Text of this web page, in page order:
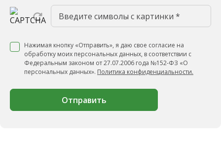
Нажимая кнопку «Отправить», я даю свое согласие на
обработку моих персональных данных, в соответствии с
Федеральным законом от 27.07.2006 года №152-ФЗ «О
персональных данных». Политика конфиденциальности.
Отправить